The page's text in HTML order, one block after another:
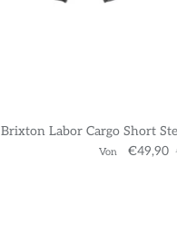
Brixton Labor Cargo Short
Von €49,90